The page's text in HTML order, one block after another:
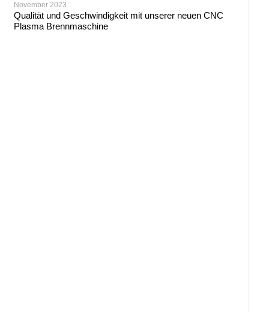
Qualität und Geschwindigkeit mit unserer neuen CNC
Plasma Brennmaschine
November 2023